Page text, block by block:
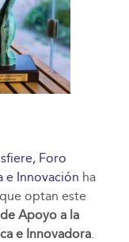
Foro
e Innovación ha
optan este
Apoyo a la
e Innovadora.